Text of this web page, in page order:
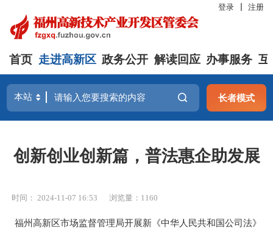
登录 注册
首页 走进高新区 政务公开 解读回应 办事服务 互
长者模式
创新创业创新篇，普法惠企助发展
时间： 2024-11-07 16:53 浏览量：1160
福州高新区市场监督管理局开展新《中华人民共和国公司法》